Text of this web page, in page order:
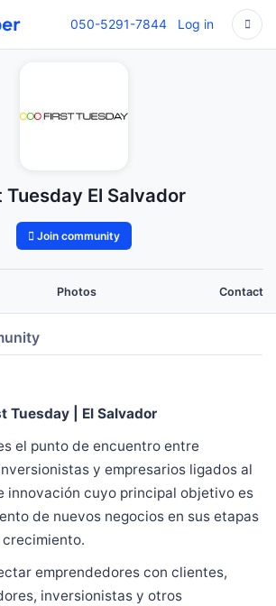
050-5291-7844 Log in
Tuesday El Salvador
Join community
Photos Contact
Tuesday | El Salvador
el punto de encuentro entre
y empresarios ligados al
innovación cuyo principal objetivo es
de nuevos negocios en sus etapas
emprendedores con clientes,
inversionistas y otros